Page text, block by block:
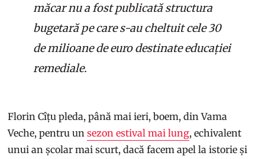
măcar nu a fost publicată structura
bugetară pe care s-au cheltuit cele 30
de milioane de euro destinate educației
remediale.
Florin Cîțu pleda, până mai ieri, boem, din Vama
Veche, pentru unsezon estival mai lung, echivalent
unui an școlar mai scurt, dacă facem apel la istorie și